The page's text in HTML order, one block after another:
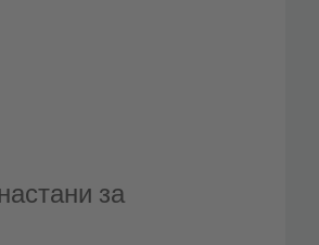
за